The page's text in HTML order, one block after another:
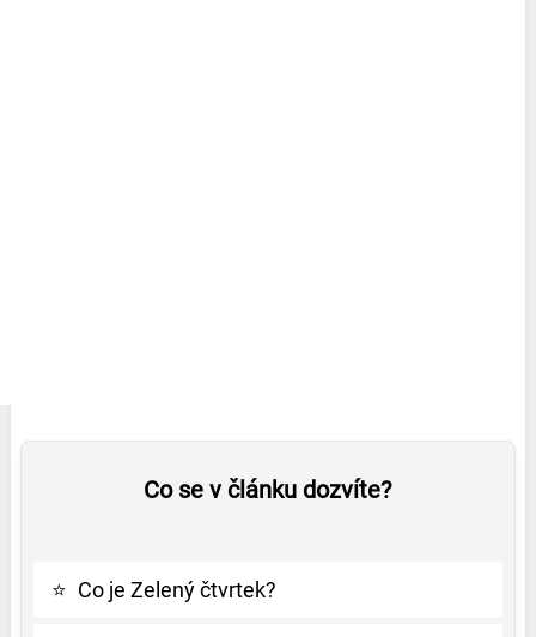
Co se v článku dozvíte?
⭐ Co je Zelený čtvrtek?